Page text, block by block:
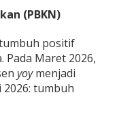
(PBKN)
positif
Maret 2026,
yoymenjadi
tumbuh